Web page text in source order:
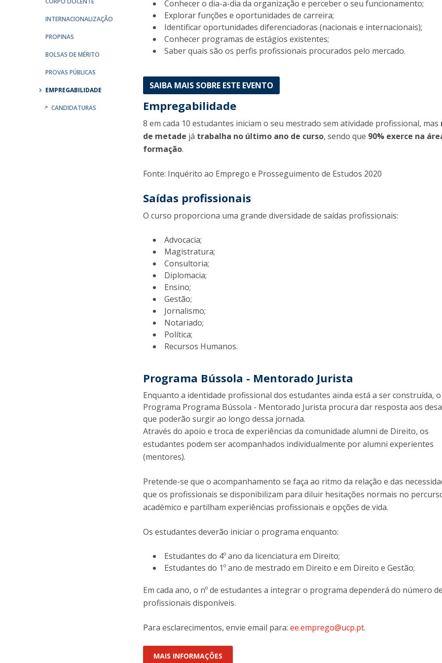
INTERNACIONALIZAÇÃO
PROPINAS
BOLSAS DE MÉRITO
PROVAS PÚBLICAS
EMPREGABILIDADE
CANDIDATURAS
Conhecer o dia-a-dia da organização e perceber o seu funcionamento;
Explorar funções e oportunidades de carreira;
Identificar oportunidades diferenciadoras (nacionais e internacionais);
Conhecer programas de estágios existentes;
Saber quais são os perfis profissionais procurados pelo mercado.
SAIBA MAIS SOBRE ESTE EVENTO
Empregabilidade
8 em cada 10 estudantes iniciam o seu mestrado sem atividade profissional, mas
de metade já trabalha no último ano de curso, sendo que 90% exerce na
formação.
Fonte: Inquérito ao Emprego e Prosseguimento de Estudos 2020
Saídas profissionais
O curso proporciona uma grande diversidade de saídas profissionais:
Advocacia;
Magistratura;
Consultoria;
Diplomacia;
Ensino;
Gestão;
Jornalismo;
Notariado;
Política;
Recursos Humanos.
Programa Bússola - Mentorado Jurista
Enquanto a identidade profissional dos estudantes ainda está a ser construída, o
Programa Programa Bússola - Mentorado Jurista procura dar resposta aos
que poderão surgir ao longo dessa jornada.
Através do apoio e troca de experiências da comunidade alumni de Direito, os
estudantes podem ser acompanhados individualmente por alumni experientes
(mentores).
Pretende-se que o acompanhamento se faça ao ritmo da relação e das
que os profissionais se disponibilizam para diluir hesitações normais no
académico e partilham experiências profissionais e opções de vida.
Os estudantes deverão iniciar o programa enquanto:
Estudantes do 4º ano da licenciatura em Direito;
Estudantes do 1º ano de mestrado em Direito e em Direito e Gestão;
Em cada ano, o nº de estudantes a integrar o programa dependerá do número
profissionais disponíveis.
Para esclarecimentos, envie email para:ee.emprego@ucp.pt.
MAIS INFORMAÇÕES